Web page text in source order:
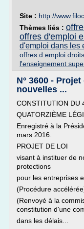
Site : http://
Thèmes liés :
offres d'emploi
d'emploi dans les
offres d emploi
l'enseignement
N° 3600 -
nouvelles ...
CONSTITUTION DU
QUATORZIÈME
Enregistré à la
mars 2016.
PROJET DE LOI
visant à instituer de
protections
pour les entreprises
(Procédure
(Renvoyé à la
constitution d'une
dans les délais...